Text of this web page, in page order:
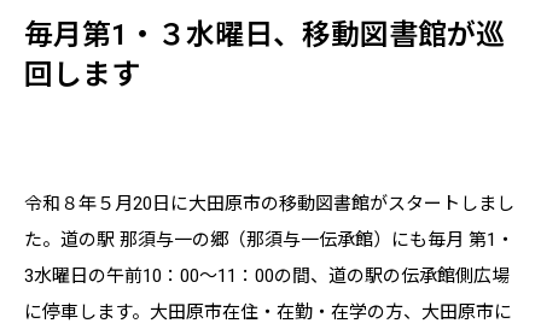
毎月第1・３水曜日、移動図書館が巡
回します
令和８年５月20日に大田原市の移動図書館がスタートしまし
た。道の駅 那須与一の郷（那須与一伝承館）にも毎月 第1・
3水曜日の午前10：00～11：00の間、道の駅の伝承館側広場
に停車します。大田原市在住・在勤・在学の方、大田原市に